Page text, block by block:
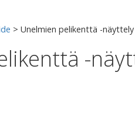
> Unelmien pelikenttä -näyttely
-